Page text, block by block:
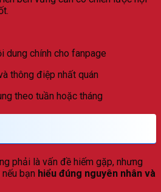
dung chính cho fanpage
thông điệp nhất quán
theo tuần hoặc tháng
phải là vấn đề hiếm gặp, nhưng
bạn hiểu đúng nguyên nhân và